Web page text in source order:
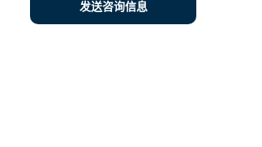
发送咨询信息